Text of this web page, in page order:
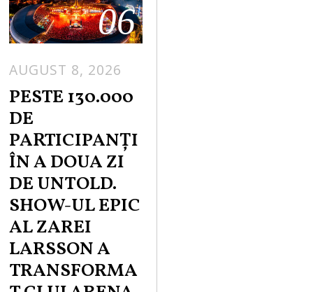
06
AUGUST 8, 2026
PESTE 130.000
DE
PARTICIPANȚI
ÎN A DOUA ZI
DE UNTOLD.
SHOW-UL EPIC
AL ZAREI
LARSSON A
TRANSFORMA